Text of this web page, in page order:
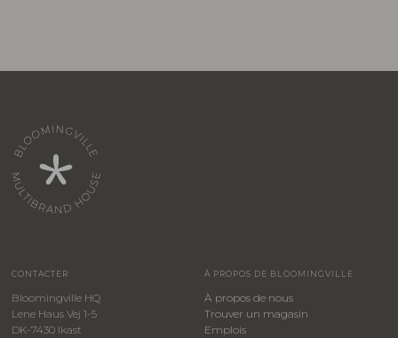
CONTACTER
Bloomingville HQ
Lene Haus Vej 1-5
DK-7430 Ikast
À PROPOS DE BLOOMINGVILLE
À propos de nous
Trouver un magasin
Emplois